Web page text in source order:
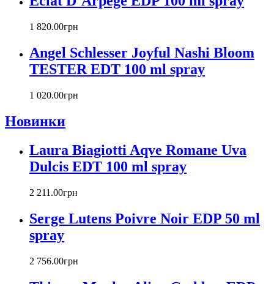
Carolina Herrera
Cartier
Chanel
Chevignon
Chopard
Christian Dior
Christian Lacroix
Christina Aguilera
Cindy Crawford
Clive Christian
CnR Create
Cofinluxe
Comme Des Garcons
Costume National
1 820.00грн
Angel Schlesser Joyful Nashi Bloom
TESTER EDT 100 ml spray
1 020.00грн
Новинки
Laura Biagiotti Aqve Romane Uva
Dulcis EDT 100 ml spray
2 211 .00грн
Serge Lutens Poivre Noir EDP 50 ml
spray
2 756.00грн